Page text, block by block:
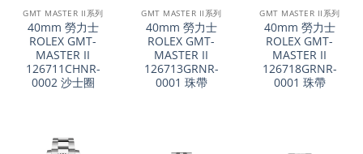
GMT MASTER II系列
40mm 勞力士
ROLEX GMT-
MASTER II
126711CHNR-
0002 沙士圈
GMT MASTER II系列
40mm 勞力士
ROLEX GMT-
MASTER II
126713GRNR-
0001 珠帶
GMT MASTER II系列
40mm 勞力士
ROLEX GMT-
MASTER II
126718GRNR-
0001 珠帶